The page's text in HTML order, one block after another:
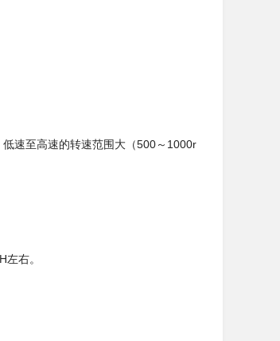
速至高速的转速范围大（500～1000r
右。